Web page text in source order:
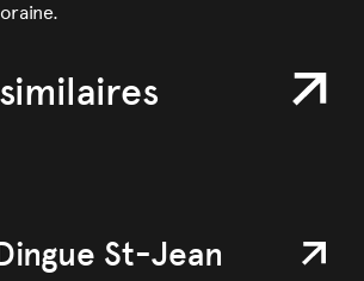
St-Jean